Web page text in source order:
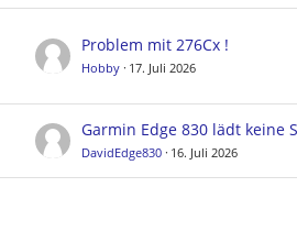
Problem mit 276Cx !
Hobby 17. Juli 2026
DavidEdge830 16. Juli 2026